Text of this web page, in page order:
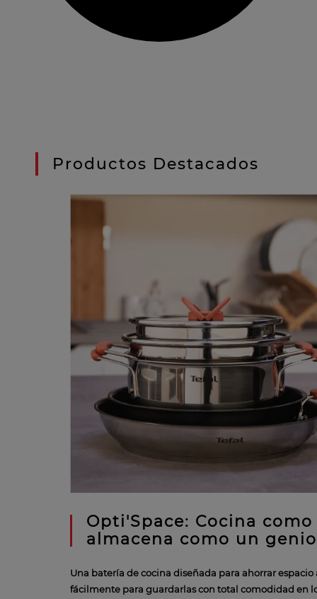
Productos Destacados
Opti'Space: Cocina
almacena como un genio
Una batería de cocina diseñada para ahorrar
fácilmente para guardarlas con total comodidad en